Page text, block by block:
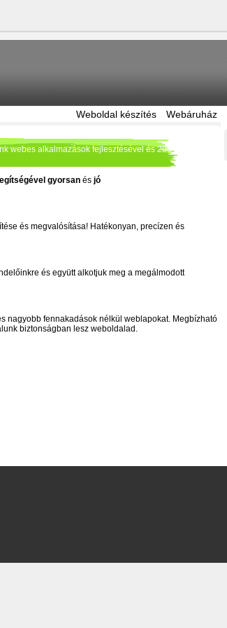
Weboldal készítés Webáruház
webes alkalmazások fejlesztésével és 2004 óta
gyorsanés jó
és megvalósítása! Hatékonyan, precízen és
és együtt alkotjuk meg a megálmodott
nagyobb fennakadások nélkül weblapokat. Megbízható
biztonságban lesz weboldalad.